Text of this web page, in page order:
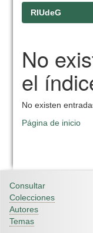
RIUdeG
No
el
No existen
Página de inicio
Consultar
Colecciones
Autores
Temas